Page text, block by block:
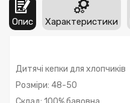
Опис Характеристики
Дитячі кепки для хлопчиків
Розміри: 48-50